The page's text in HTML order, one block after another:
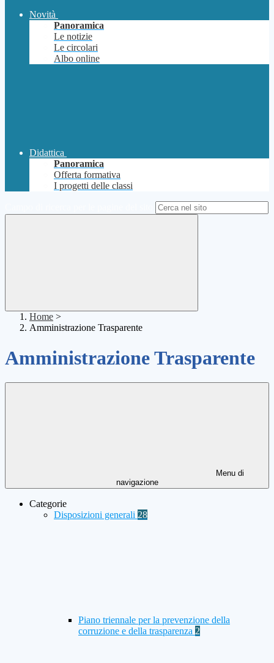
Novità
Panoramica
Le notizie
Le circolari
Albo online
Didattica
Panoramica
Offerta formativa
I progetti delle classi
Home >
Amministrazione Trasparente
Amministrazione Trasparente
Menu di
navigazione
Categorie
Disposizioni generali 28
Piano triennale per la prevenzione della
corruzione e della trasparenza 2